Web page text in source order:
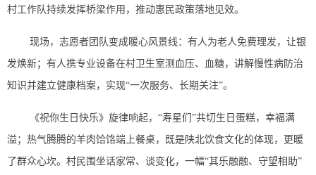
村工作队持续发挥桥梁作用，推动惠民政策落地见效。
现场，志愿者团队变成暖心风景线：有人为老人免费理发，让银
发焕新；有人携专业设备在村卫生室测血压、血糖，讲解慢性病防治
知识并建立健康档案，实现“一次服务、长期关注”。
《祝你生日快乐》旋律响起，“寿星们”共切生日蛋糕，幸福满
溢；热气腾腾的羊肉饸饹端上餐桌，既是陕北饮食文化的体现，更暖
了群众心坎。村民围坐话家常、谈变化，一幅“其乐融融、守望相助”